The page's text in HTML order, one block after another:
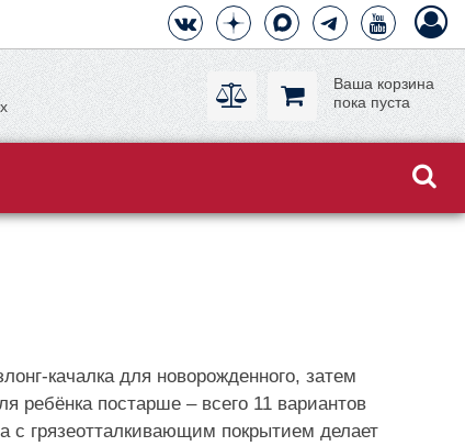
Ваша корзина
пока пуста
качалка для новорожденного, затем
постарше – всего 11 вариантов
с грязеотталкивающим покрытием делает